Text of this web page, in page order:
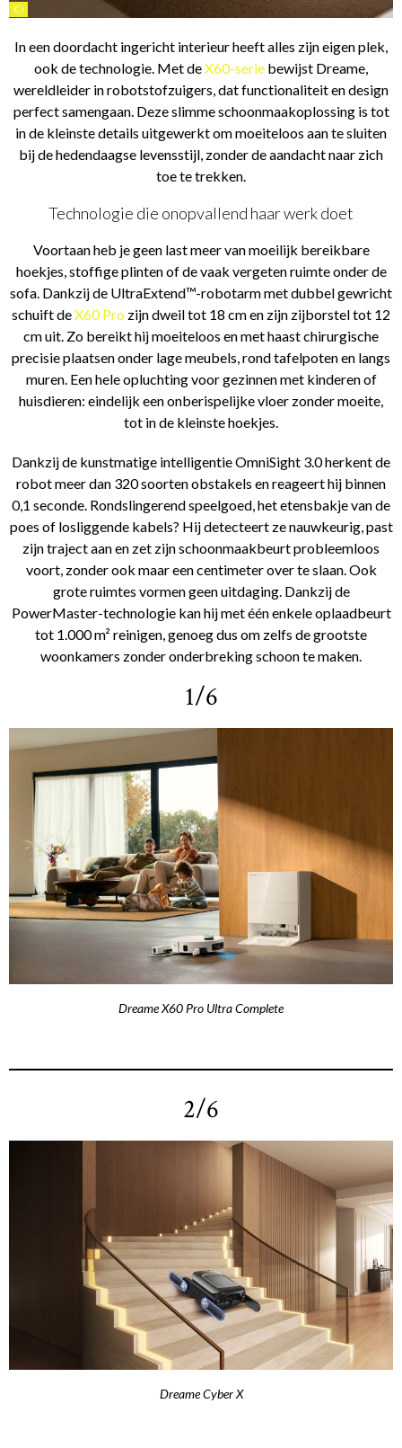
©
In een doordacht ingericht interieur heeft alles zijn eigen plek,
ook de technologie. Met deX60-serie bewijst Dreame,
wereldleider in robotstofzuigers, dat functionaliteit en design
perfect samengaan. Deze slimme schoonmaakoplossing is tot
in de kleinste details uitgewerkt om moeiteloos aan te sluiten
bij de hedendaagse levensstijl, zonder de aandacht naar zich
toe te trekken.
Technologie die onopvallend haar werk doet
Voortaan heb je geen last meer van moeilijk bereikbare
hoekjes, stoffige plinten of de vaak vergeten ruimte onder de
sofa. Dankzij de UltraExtend™-robotarm met dubbel gewricht
schuift deX60 Pro zijn dweil tot 18 cm en zijn zijborstel tot 12
cm uit. Zo bereikt hij moeiteloos en met haast chirurgische
precisie plaatsen onder lage meubels, rond tafelpoten en langs
muren. Een hele opluchting voor gezinnen met kinderen of
huisdieren: eindelijk een onberispelijke vloer zonder moeite,
tot in de kleinste hoekjes.
Dankzij de kunstmatige intelligentie OmniSight 3.0 herkent de
robot meer dan 320 soorten obstakels en reageert hij binnen
0,1 seconde. Rondslingerend speelgoed, het etensbakje van de
poes of losliggende kabels? Hij detecteert ze nauwkeurig, past
zijn traject aan en zet zijn schoonmaakbeurt probleemloos
voort, zonder ook maar een centimeter over te slaan. Ook
grote ruimtes vormen geen uitdaging. Dankzij de
PowerMaster-technologie kan hij met één enkele oplaadbeurt
tot 1.000 m² reinigen, genoeg dus om zelfs de grootste
woonkamers zonder onderbreking schoon te maken.
1/6
Dreame X60 Pro Ultra Complete
2/6
Dreame Cyber X